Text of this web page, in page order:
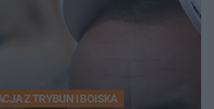
Z TRYBUN I BOISKA